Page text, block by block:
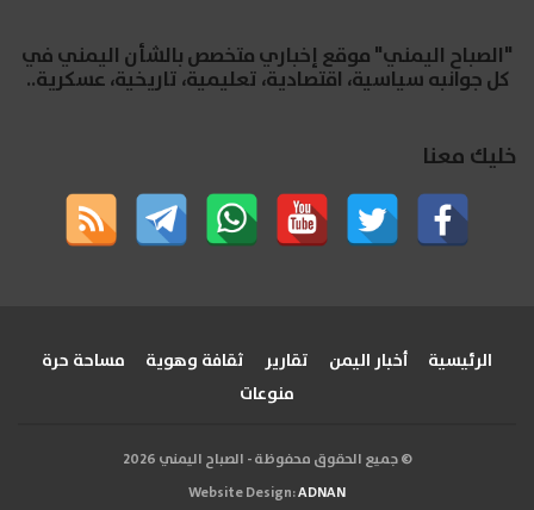
"الصباح اليمني" موقع إخباري متخصص بالشأن اليمني في
كل جوانبه سياسية، اقتصادية، تعليمية، تاريخية، عسكرية..
خليك معنا
الرئيسية أخبار اليمن تقارير ثقافة وهوية
مساحة حرة
منوعات
© جميع الحقوق محفوظة - الصباح اليمني 2026
Website Design:ADNAN